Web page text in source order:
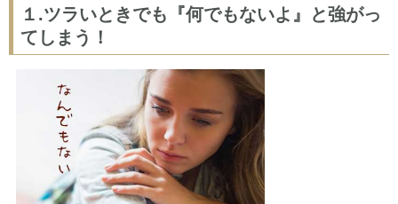
１.ツラいときでも『何でもないよ』と強がっ
てしまう！